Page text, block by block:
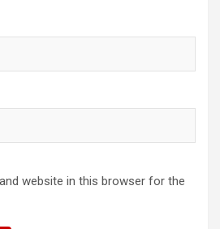
website in this browser for the